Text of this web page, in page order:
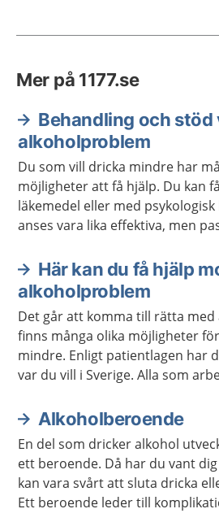
Mer på 1177.se
Behandling och stöd
alkoholproblem
Du som vill dricka mindre har
möjligheter att få hjälp. Du kan
läkemedel eller med
anses vara lika effektiva, men
En del får bra stöd i
Här kan du få hjälp
alkoholproblem
Det går att komma till rätta
finns många olika möjligheter
mindre. Enligt patientlagen har
var du vill i Sverige. Alla som
Alkoholberoende
En del som dricker alkohol
ett beroende. Då har du vant
kan vara svårt att sluta dricka
Ett beroende leder till